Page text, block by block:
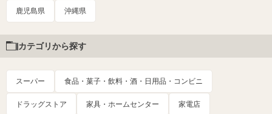
鹿児島県 沖縄県
カテゴリから探す
スーパー 食品・菓子・飲料・酒・日用品・コンビニ
ドラッグストア 家具・ホームセンター 家電店